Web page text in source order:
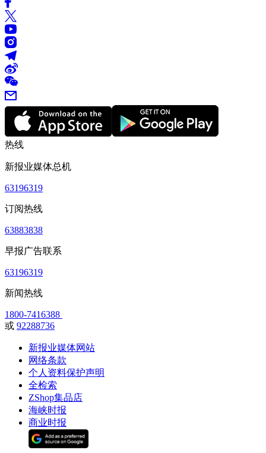
热线
新报业媒体总机
63196319
订阅热线
63883838
早报广告联系
63196319
新闻热线
1800-7416388
或 92288736
新报业媒体网站
网络条款
个人资料保护声明
全检索
ZShop集品店
海峡时报
商业时报